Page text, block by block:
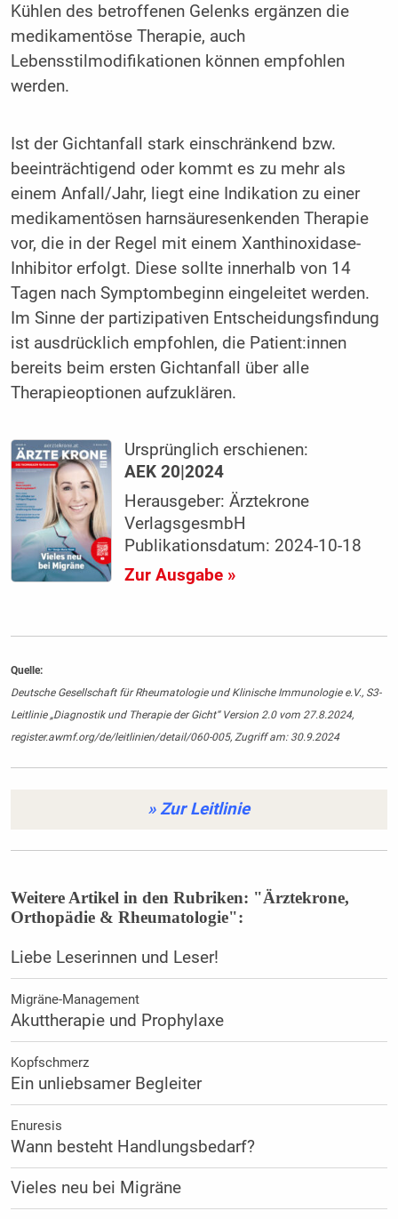
Kühlen des betroffenen Gelenks ergänzen die
medikamentöse Therapie, auch
Lebensstilmodifikationen können empfohlen
werden.
Ist der Gichtanfall stark einschränkend bzw.
beeinträchtigend oder kommt es zu mehr als
einem Anfall/Jahr, liegt eine Indikation zu einer
medikamentösen harnsäuresenkenden Therapie
vor, die in der Regel mit einem Xanthinoxidase-
Inhibitor erfolgt. Diese sollte innerhalb von 14
Tagen nach Symptombeginn eingeleitet werden.
Im Sinne der partizipativen Entscheidungsfindung
ist ausdrücklich empfohlen, die Patient:innen
bereits beim ersten Gichtanfall über alle
Therapieoptionen aufzuklären.
Ursprünglich erschienen:
AEK 20|2024
Herausgeber: Ärztekrone
VerlagsgesmbH
Publikationsdatum: 2024-10-18
Zur Ausgabe »
Quelle:
Deutsche Gesellschaft für Rheumatologie und Klinische Immunologie e.V., S3-
Leitlinie „Diagnostik und Therapie der Gicht“ Version 2.0 vom 27.8.2024,
register.awmf.org/de/leitlinien/detail/060-005, Zugriff am: 30.9.2024
» Zur Leitlinie
Weitere Artikel in den Rubriken: "Ärztekrone,
Orthopädie & Rheumatologie":
Liebe Leserinnen und Leser!
Migräne-Management
Akuttherapie und Prophylaxe
Kopfschmerz
Ein unliebsamer Begleiter
Enuresis
Wann besteht Handlungsbedarf?
Vieles neu bei Migräne